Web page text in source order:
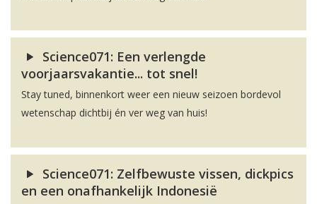
Science071: Een verlengde
voorjaarsvakantie... tot snel!
Stay tuned, binnenkort weer een nieuw seizoen bordevol
wetenschap dichtbij én ver weg van huis!
Science071: Zelfbewuste vissen, dickpics
en een onafhankelijk Indonesië